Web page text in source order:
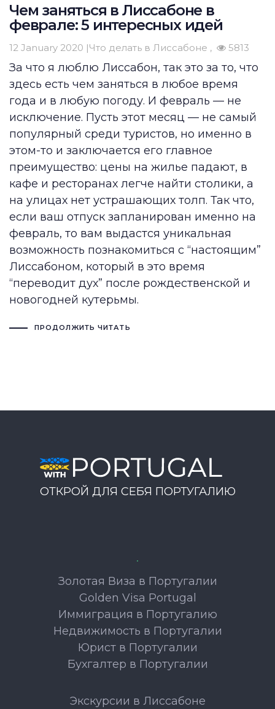
Чем заняться в Лиссабоне в
феврале: 5 интересных идей
12 January 2020 |Что делать в Лиссабоне 5813
За что я люблю Лиссабон, так это за то, что
здесь есть чем заняться в любое время
года и в любую погоду. И февраль — не
исключение. Пусть этот месяц — не самый
популярный среди туристов, но именно в
этом-то и заключается его главное
преимущество: цены на жилье падают, в
кафе и ресторанах легче найти столики, а
на улицах нет устрашающих толп. Так что,
если ваш отпуск запланирован именно на
февраль, то вам выдастся уникальная
возможность познакомиться с “настоящим”
Лиссабоном, который в это время
“переводит дух” после рождественской и
новогодней кутерьмы.
ПРОДОЛЖИТЬ ЧИТАТЬ
ОТКРОЙ ДЛЯ СЕБЯ ПОРТУГАЛИЮ
Золотая Виза в Португалии
Golden Visa Portugal
Иммиграция в Португалию
Недвижимость в Португалии
Юрист в Португалии
Бухгалтер в Португалии
Экскурсии в Лиссабоне